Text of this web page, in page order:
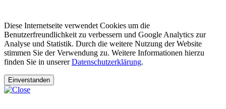
Diese Internetseite verwendet Cookies um die
Benutzerfreundlichkeit zu verbessern und Google Analytics zur
Analyse und Statistik. Durch die weitere Nutzung der Website
stimmen Sie der Verwendung zu. Weitere Informationen hierzu
finden Sie in unsererDatenschutzerklärung.
Einverstanden